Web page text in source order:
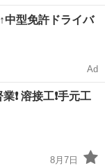
間
中型免許ドライバ
Ad
❗ 溶接工❗手元工
8月7日